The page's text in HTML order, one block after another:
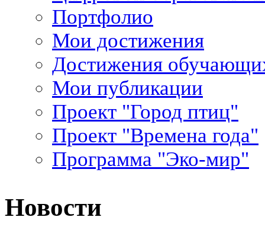
Портфолио
Мои достижения
Достижения
Мои публикации
Проект "Город птиц"
Проект "Времена года"
Программа "Эко-мир"
Новости